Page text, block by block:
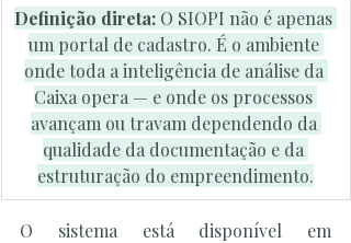
Definição direta: O SIOPI não é apenas
um portal de cadastro. É o ambiente
onde toda a inteligência de análise da
Caixa opera — e onde os processos
avançam ou travam dependendo da
qualidade da documentação e da
estruturação do empreendimento.